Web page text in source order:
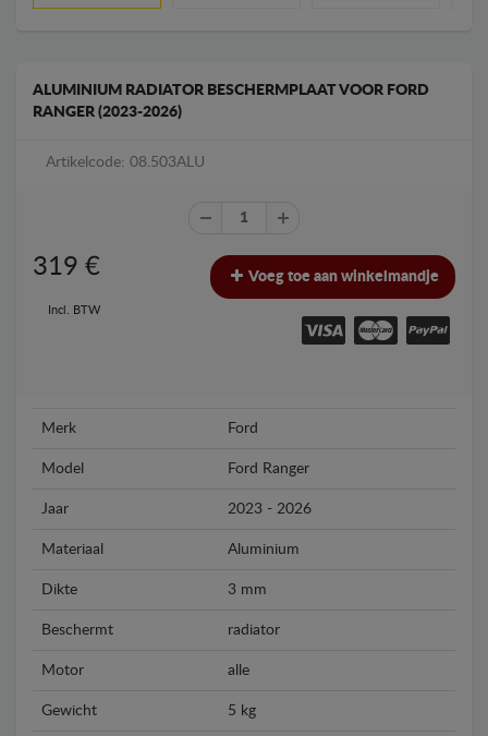
ALUMINIUM RADIATOR BESCHERMPLAAT VOOR FORD
RANGER (2023-2026)
Artikelcode: 08.503ALU
319 €
Incl. BTW
Voeg toe aan winkelmandje
Merk Ford
Model Ford Ranger
Jaar 2023 - 2026
Materiaal Aluminium
Dikte 3 mm
Beschermt radiator
Motor alle
Gewicht 5 kg